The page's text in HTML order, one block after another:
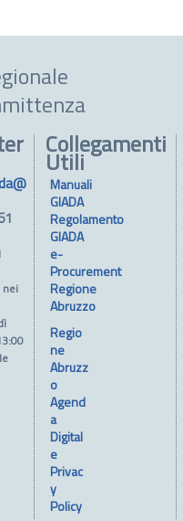
Collegamenti
Utili
Manuali
GIADA
Regolamento
GIADA
e-
Procurement
Regione
Abruzzo
Regio
ne
Abruzz
o
Agend
a
Digital
e
Privac
y
Policy
nei